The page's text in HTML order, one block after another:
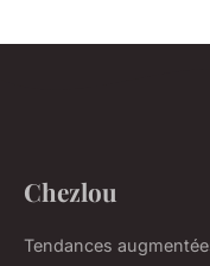
Chezlou
Tendances